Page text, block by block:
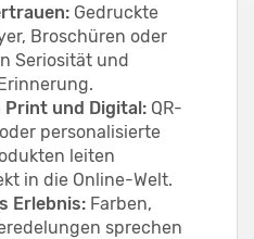
Gedruckte
Broschüren oder
Seriosität und
und Digital: QR-
personalisierte
leiten
in die Online-Welt.
Erlebnis: Farben,
sprechen